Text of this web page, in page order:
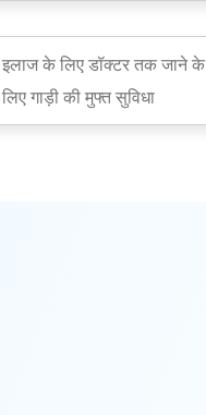
इलाज के लिए डॉक्टर तक जाने के
लिए गाड़ी की मुफ्त सुविधा